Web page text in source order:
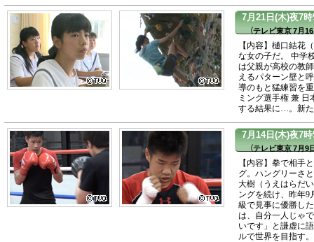
7月21日(木)夜7
（テレビ東京 7月
【内容】樋口結花
な女の子だ。 中学
は父親が高校の教
えるパターン壁と
導のもと猛練習を
ミング選手権 兼
する結果に…。新
7月14日(木)夜7
（テレビ東京 7月9
【内容】拳で相手
グ。ハングリーさ
大樹（うえはらだ
ングを続け、昨年9
級で見事に優勝し
は、自分一人じゃ
いです」と謙虚に
ルで世界を目指す。